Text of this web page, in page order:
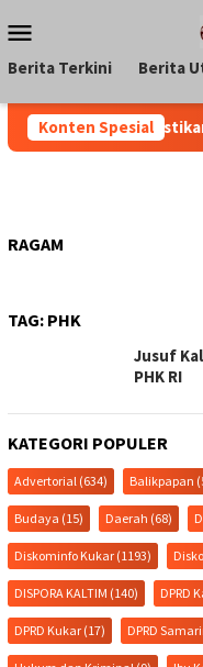
ke
kontenMobile
Berita Terkini Berita
Konten Spesial
Kukar Pastikan
RAGAM
TAG: PHK
Jusuf
PHK RI
KATEGORI POPULER
Advertorial (634) Balikpapan
Budaya (15) Daerah (68)
Diskominfo Kukar (1193)
DISPORA KALTIM (140) DPRD
DPRD Kukar (17) DPRD